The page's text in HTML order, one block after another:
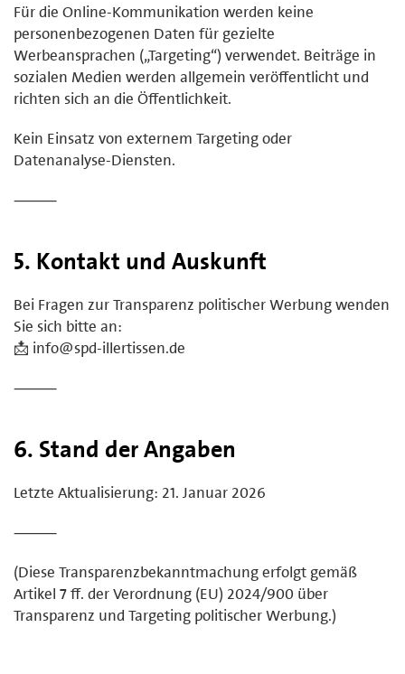
Für die Online-Kommunikation werden keine
personenbezogenen Daten für gezielte
Werbeansprachen („Targeting“) verwendet. Beiträge in
sozialen Medien werden allgemein veröffentlicht und
richten sich an die Öffentlichkeit.
Kein Einsatz von externem Targeting oder
Datenanalyse-Diensten.
⸻
5. Kontakt und Auskunft
Bei Fragen zur Transparenz politischer Werbung wenden
Sie sich bitte an:
📩 info@spd-illertissen.de
⸻
6. Stand der Angaben
Letzte Aktualisierung: 21. Januar 2026
⸻
(Diese Transparenzbekanntmachung erfolgt gemäß
Artikel 7 ff. der Verordnung (EU) 2024/900 über
Transparenz und Targeting politischer Werbung.)